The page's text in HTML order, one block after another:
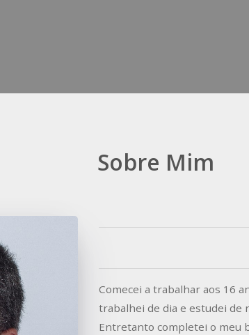
Sobre Mim
Comecei a trabalhar aos 16
trabalhei de dia e estudei de
Entretanto completei o meu